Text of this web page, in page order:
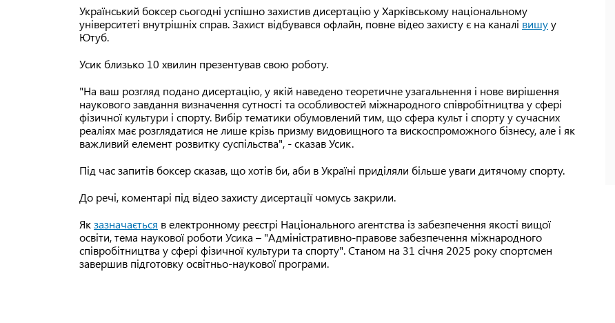
Український боксер сьогодні успішно захистив дисертацію у Харківському національному
університеті внутрішніх справ. Захист відбувався офлайн, повне відео захисту є на каналі вишуу
Ютуб.
Усик близько 10 хвилин презентував свою роботу.
"На ваш розгляд подано дисертацію, у якій наведено теоретичне узагальнення і нове вирішення
наукового завдання визначення сутності та особливостей міжнародного співробітництва у сфері
фізичної культури і спорту. Вибір тематики обумовлений тим, що сфера культ і спорту у сучасних
реаліях має розглядатися не лише крізь призму видовищного та вискоспроможного бізнесу, але і як
важливий елемент розвитку суспільства", - сказав Усик.
Під час запитів боксер сказав, що хотів би, аби в Україні приділяли більше уваги дитячому спорту.
До речі, коментарі під відео захисту дисертації чомусь закрили.
Якзазначається в електронному реєстрі Національного агентства із забезпечення якості вищої
освіти, тема наукової роботи Усика – "Адміністративно-правове забезпечення міжнародного
співробітництва у сфері фізичної культури та спорту". Станом на 31 січня 2025 року спортсмен
завершив підготовку освітньо-наукової програми.